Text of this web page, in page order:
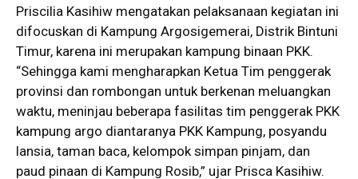
Priscilia Kasihiw mengatakan pelaksanaan kegiatan ini
difocuskan di Kampung Argosigemerai, Distrik Bintuni
Timur, karena ini merupakan kampung binaan PKK.
“Sehingga kami mengharapkan Ketua Tim penggerak
provinsi dan rombongan untuk berkenan meluangkan
waktu, meninjau beberapa fasilitas tim penggerak PKK
kampung argo diantaranya PKK Kampung, posyandu
lansia, taman baca, kelompok simpan pinjam, dan
paud pinaan di Kampung Rosib,” ujar Prisca Kasihiw.